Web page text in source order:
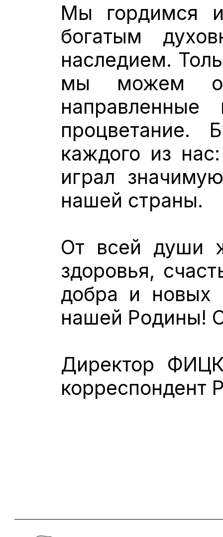
Мы гордимся
богатым
наследием.
мы можем
процветание.
каждого из
играл
нашей страны.
От всей души
здоровья,
добра и новых
нашей Родины!
Директор
корреспондент